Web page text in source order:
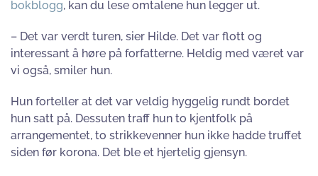
bokblogg, kan du lese omtalene hun legger ut.
– Det var verdt turen, sier Hilde. Det var flott og
interessant å høre på forfatterne. Heldig med været var
vi også, smiler hun.
Hun forteller at det var veldig hyggelig rundt bordet
hun satt på. Dessuten traff hun to kjentfolk på
arrangementet, to strikkevenner hun ikke hadde truffet
siden før korona. Det ble et hjertelig gjensyn.